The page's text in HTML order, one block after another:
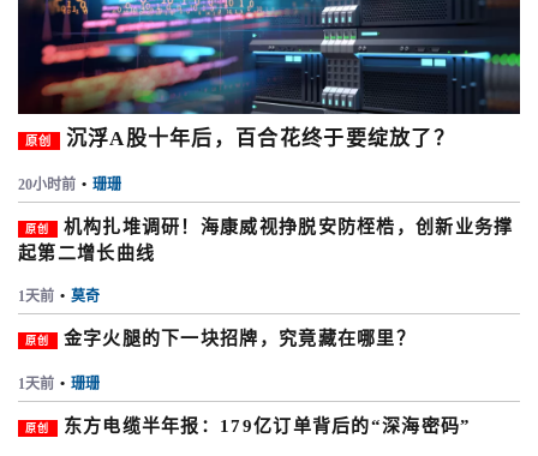
原创 沉浮A股十年后，百合花终于要绽放了？
20小时前 • 珊珊
原创
机构扎堆调研！海康威视挣脱安防桎梏，创新业务撑
起第二增长曲线
1天前 • 莫奇
原创 金字火腿的下一块招牌，究竟藏在哪里？
1天前 • 珊珊
原创 东方电缆半年报：179亿订单背后的“深海密码”